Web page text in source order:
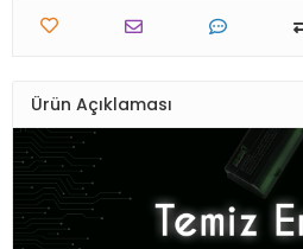
Ürün Açıklaması